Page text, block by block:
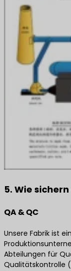
5. Wie
QA & QC
Unsere Fabrik ist
Abteilungen für
Qualitätskontrolle